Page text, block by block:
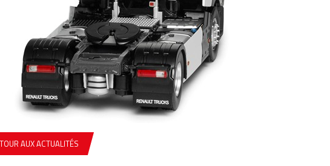
AUX ACTUALITÉS